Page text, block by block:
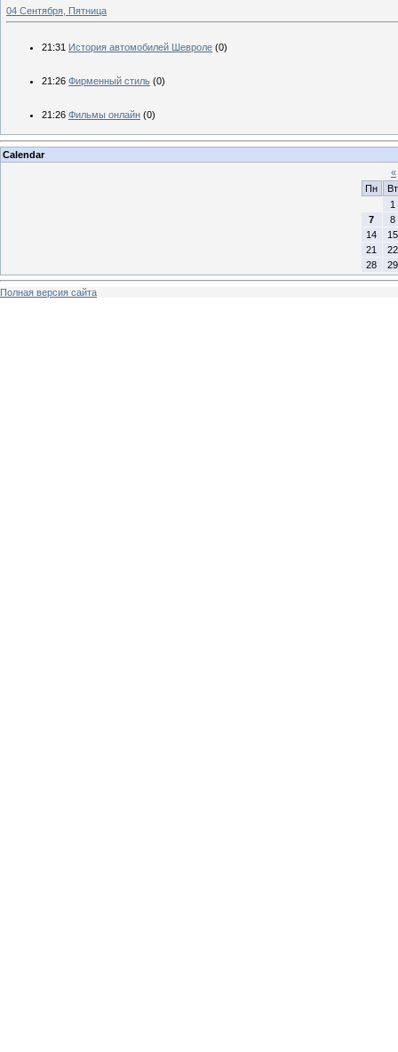
04 Сентября, Пятница
21:31 История автомобилей Шевроле (0)
21:26 Фирменный стиль (0)
21:26 Фильмы онлайн (0)
Calendar
«
Пн
Вт
1
7
8
14
15
21
22
28
29
Полная версия сайта